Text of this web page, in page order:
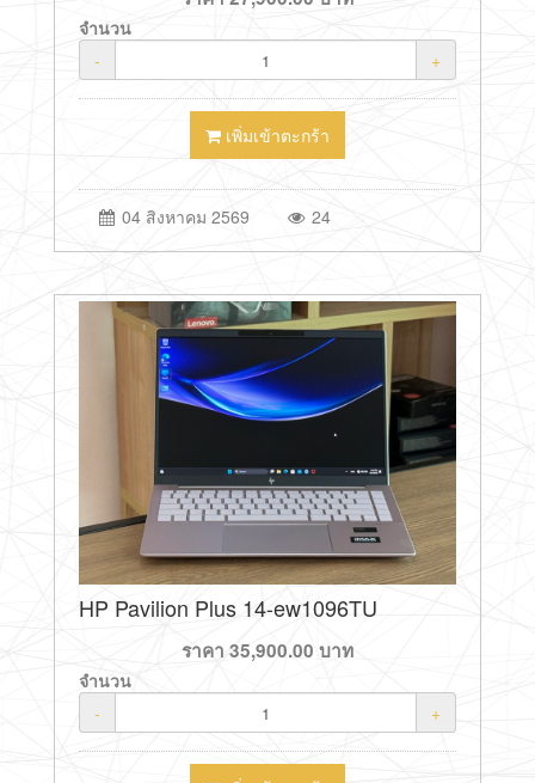
จำนวน
-
+
เพิ่มเข้าตะกร้า
04 สิงหาคม 2569 24
HP Pavilion Plus 14-ew1096TU
ราคา 35,900.00 บาท
จำนวน
-
+